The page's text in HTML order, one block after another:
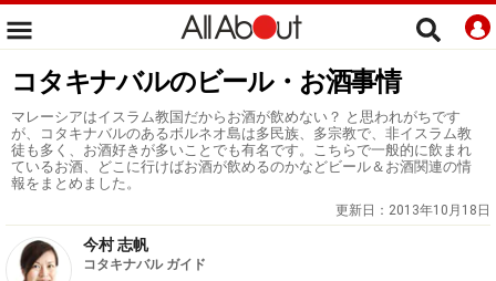
コタキナバルのビール・お酒事情
マレーシアはイスラム教国だからお酒が飲めない？ と思われがちです
が、コタキナバルのあるボルネオ島は多民族、多宗教で、非イスラム教
徒も多く、お酒好きが多いことでも有名です。こちらで一般的に飲まれ
ているお酒、どこに行けばお酒が飲めるのかなどビール＆お酒関連の情
報をまとめました。
更新日： 2013年10月18日
今村 志帆
コタキナバル ガイド